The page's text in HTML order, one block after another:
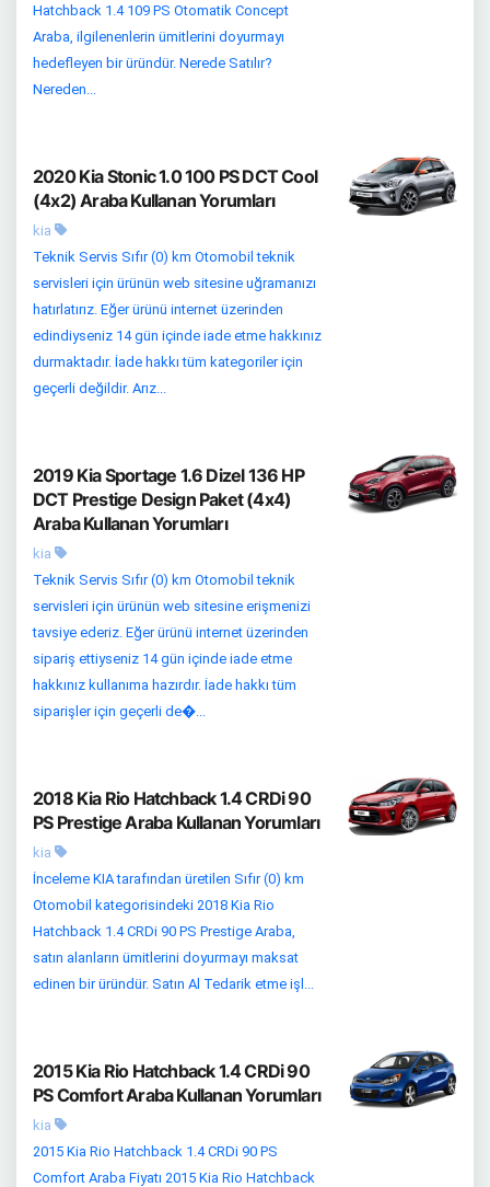
Hatchback 1.4 109 PS Otomatik Concept
Araba, ilgilenenlerin ümitlerini doyurmayı
hedefleyen bir üründür. Nerede Satılır?
Nereden...
2020 Kia Stonic 1.0 100 PS DCT Cool
(4x2) Araba Kullanan Yorumları
kia
Teknik Servis Sıfır (0) km Otomobil teknik
servisleri için ürünün web sitesine uğramanızı
hatırlatırız. Eğer ürünü internet üzerinden
edindiyseniz 14 gün içinde iade etme hakkınız
durmaktadır. İade hakkı tüm kategoriler için
geçerli değildir. Arız...
2019 Kia Sportage 1.6 Dizel 136 HP
DCT Prestige Design Paket (4x4)
Araba Kullanan Yorumları
kia
Teknik Servis Sıfır (0) km Otomobil teknik
servisleri için ürünün web sitesine erişmenizi
tavsiye ederiz. Eğer ürünü internet üzerinden
sipariş ettiyseniz 14 gün içinde iade etme
hakkınız kullanıma hazırdır. İade hakkı tüm
siparişler için geçerli de�...
2018 Kia Rio Hatchback 1.4 CRDi 90
PS Prestige Araba Kullanan Yorumları
kia
İnceleme KIA tarafından üretilen Sıfır (0) km
Otomobil kategorisindeki 2018 Kia Rio
Hatchback 1.4 CRDi 90 PS Prestige Araba,
satın alanların ümitlerini doyurmayı maksat
edinen bir üründür. Satın Al Tedarik etme işl...
2015 Kia Rio Hatchback 1.4 CRDi 90
PS Comfort Araba Kullanan Yorumları
kia
2015 Kia Rio Hatchback 1.4 CRDi 90 PS
Comfort Araba Fiyatı 2015 Kia Rio Hatchback